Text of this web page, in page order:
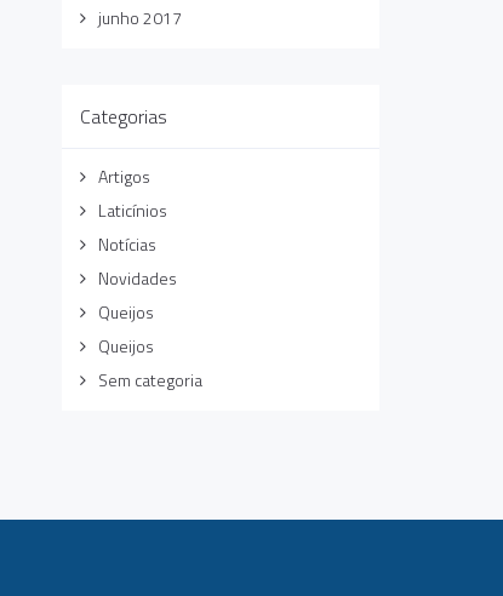
junho 2017
Categorias
Artigos
Laticínios
Notícias
Novidades
Queijos
Queijos
Sem categoria